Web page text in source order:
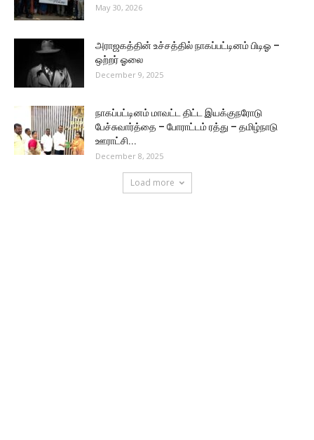
May 30, 2026
அராஜகத்தின் உச்சத்தில் நாகப்பட்டினம் பிடிஓ –
ஒற்றர் ஓலை
December 9, 2025
நாகப்பட்டினம் மாவட்ட திட்ட இயக்குநரோடு
பேச்சுவார்த்தை – போராட்டம் ரத்து – தமிழ்நாடு
ஊராட்சி...
December 8, 2025
Load more